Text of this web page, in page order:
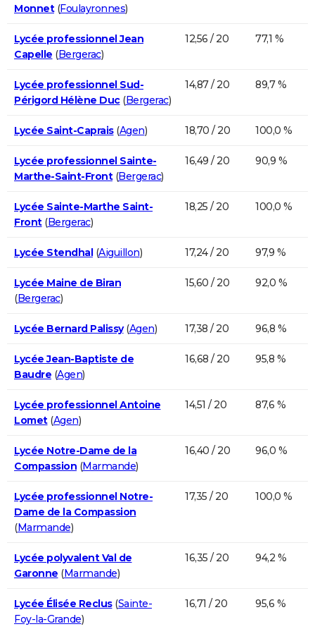
Monnet(Foulayronnes)
Lycée professionnel Jean
Capelle (Bergerac)
12,56 / 20 77,1 %
Lycée professionnel Sud-
Périgord Hélène Duc(Bergerac)
14,87 / 20 89,7 %
Lycée Saint-Caprais(Agen) 18,70 / 20 100,0 %
Lycée professionnel Sainte-
Marthe-Saint-Front(Bergerac)
16,49 / 20 90,9 %
Lycée Sainte-Marthe Saint-
Front(Bergerac)
18,25 / 20 100,0 %
Lycée Stendhal(Aiguillon) 17,24 / 20 97,9 %
Lycée Maine de Biran
(Bergerac)
15,60 / 20 92,0 %
Lycée Bernard Palissy(Agen) 17,38 / 20 96,8 %
Lycée Jean-Baptiste de
Baudre (Agen)
16,68 / 20 95,8 %
Lycée professionnel Antoine
Lomet(Agen)
14,51 / 20 87,6 %
Lycée Notre-Dame de la
Compassion (Marmande)
16,40 / 20 96,0 %
Lycée professionnel Notre-
Dame de la Compassion
(Marmande)
17,35 / 20 100,0 %
Lycée polyvalent Val de
Garonne (Marmande)
16,35 / 20 94,2 %
Lycée Élisée Reclus(Sainte-
Foy-la-Grande)
16,71 / 20 95,6 %